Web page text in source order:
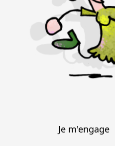
Je m'engage